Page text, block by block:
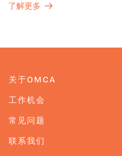
了解更多
关于OMCA
工作机会
常见问题
联系我们